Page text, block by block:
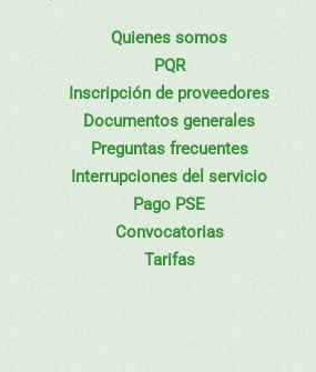
Quienes somos
PQR
Inscripción de proveedores
Documentos generales
Preguntas frecuentes
Interrupciones del servicio
Pago PSE
Convocatorias
Tarifas